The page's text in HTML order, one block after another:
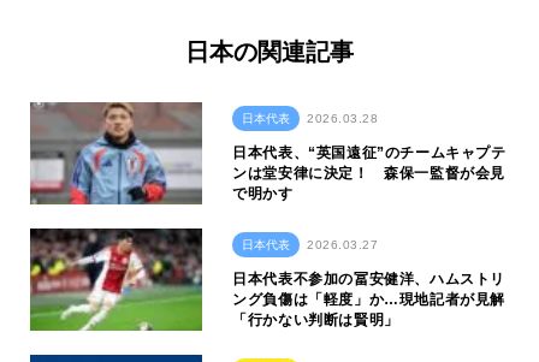
日本の関連記事
日本代表 2026.03.28
日本代表、“英国遠征”のチームキャプテ
ンは堂安律に決定！ 森保一監督が会見
で明かす
日本代表 2026.03.27
日本代表不参加の冨安健洋、ハムストリ
ング負傷は「軽度」か…現地記者が見解
「行かない判断は賢明」